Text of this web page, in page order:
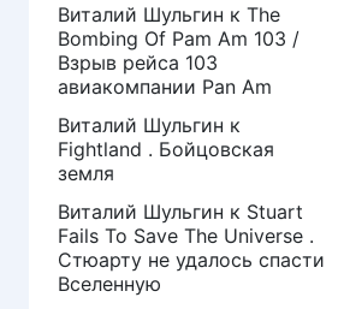
Виталий Шульгин к The
Bombing Of Pam Am 103 /
Взрыв рейса 103
авиакомпании Pan Am
Виталий Шульгин к
Fightland . Бойцовская
земля
Виталий Шульгин к Stuart
Fails To Save The Universe .
Стюарту не удалось спасти
Вселенную